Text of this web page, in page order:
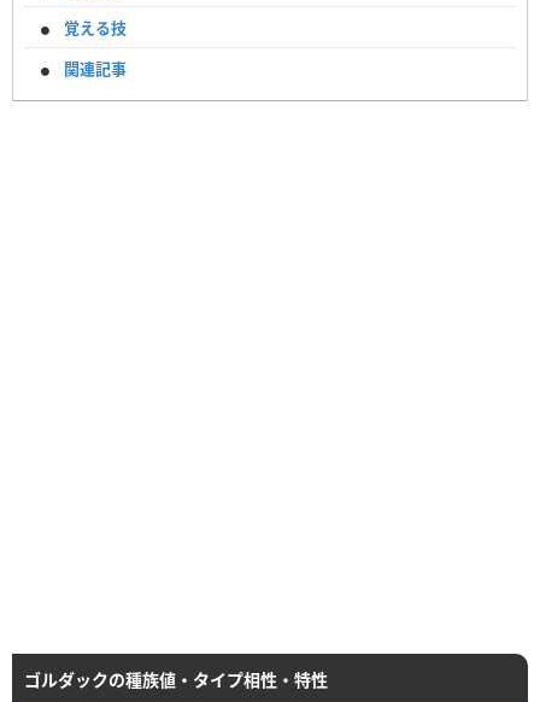
覚える技
関連記事
ゴルダックの種族値・タイプ相性・特性